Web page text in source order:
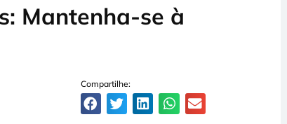
Mantenha-se à
Compartilhe: